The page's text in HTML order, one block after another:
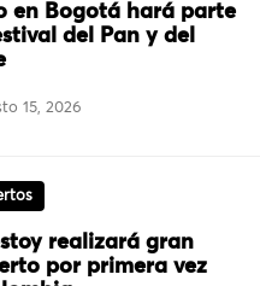
en Bogotá hará parte
del Pan y del
15, 2026
realizará gran
por primera vez